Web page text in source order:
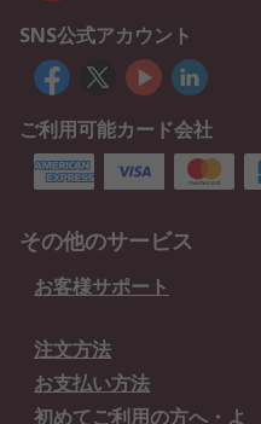
SNS公式アカウント
ご利用可能カード会社
その他のサービス
お客様サポート
注文方法
お支払い方法
初めてご利用の方へ・よ